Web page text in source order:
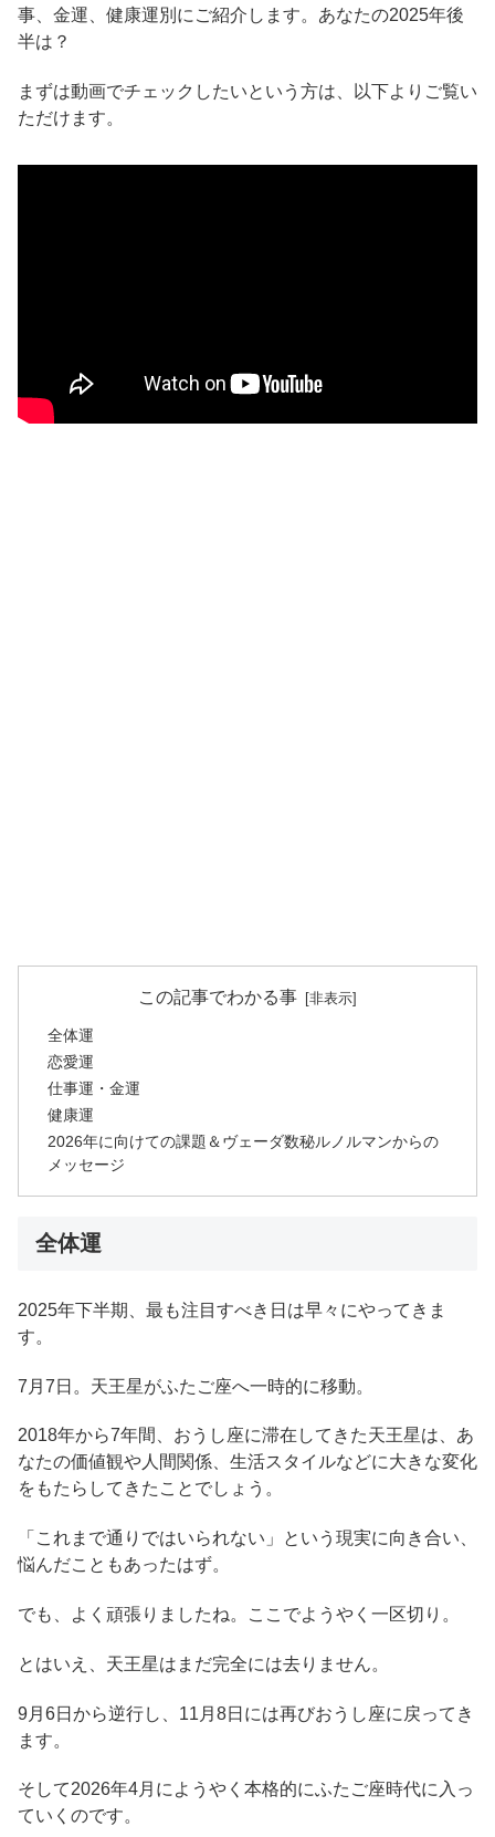
事、金運、健康運別にご紹介します。あなたの2025年後
半は？
まずは動画でチェックしたいという方は、以下よりご覧い
ただけます。
この記事でわかる事
全体運
恋愛運
仕事運・金運
健康運
2026年に向けての課題＆ヴェーダ数秘ルノルマンからの
メッセージ
全体運
2025年下半期、最も注目すべき日は早々にやってきま
す。
7月7日。天王星がふたご座へ一時的に移動。
2018年から7年間、おうし座に滞在してきた天王星は、あ
なたの価値観や人間関係、生活スタイルなどに大きな変化
をもたらしてきたことでしょう。
「これまで通りではいられない」という現実に向き合い、
悩んだこともあったはず。
でも、よく頑張りましたね。ここでようやく一区切り。
とはいえ、天王星はまだ完全には去りません。
9月6日から逆行し、11月8日には再びおうし座に戻ってき
ます。
そして2026年4月にようやく本格的にふたご座時代に入っ
ていくのです。